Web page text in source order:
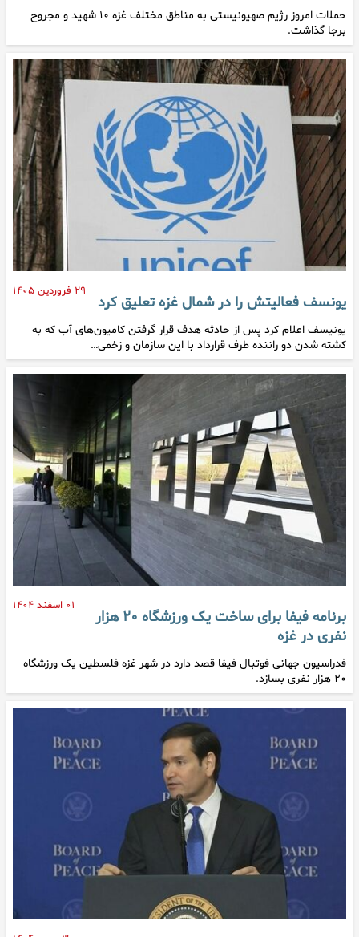
حملات امروز رژیم صهیونیستی به مناطق مختلف غزه ۱۰ شهید و مجروح
برجا گذاشت.
۲۹ فروردین ۱۴۰۵
یونسف فعالیتش را در شمال غزه تعلیق کرد
یونیسف اعلام کرد پس از حادثه هدف قرار گرفتن کامیون‌های آب که به
کشته شدن دو راننده طرف قرارداد با این سازمان و زخمی…
۰۱ اسفند ۱۴۰۴
برنامه فیفا برای ساخت یک ورزشگاه ۲۰ هزار
نفری در غزه
فدراسیون جهانی فوتبال فیفا قصد دارد در شهر غزه فلسطین یک ورزشگاه
۲۰ هزار نفری بسازد.